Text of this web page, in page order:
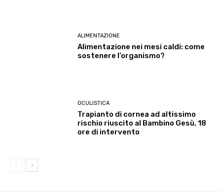
ALIMENTAZIONE
Alimentazione nei mesi caldi: come
sostenere l’organismo?
OCULISTICA
Trapianto di cornea ad altissimo
rischio riuscito al Bambino Gesù, 18
ore di intervento